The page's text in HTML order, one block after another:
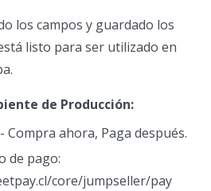
los campos y guardado los
listo para ser utilizado en
de Producción:
Compra ahora, Paga después.
de pago:
core/jumpseller/pay